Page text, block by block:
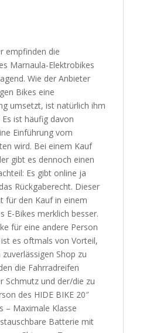
empfinden die
Marnaula-Elektrobikes
Wie der Anbieter
Bikes eine
umsetzt, ist natürlich ihm
ist häufig davon
Einführung vom
wird. Bei einem Kauf
gibt es dennoch einen
Es gibt online ja
Rückgaberecht. Dieser
für den Kauf in einem
E-Bikes merklich besser.
für eine andere Person
es oftmals von Vorteil,
Shop zu
die Fahrradreifen
Schmutz und der/die zu
des HIDE BIKE 20″
– Maximale Klasse
Batterie mit